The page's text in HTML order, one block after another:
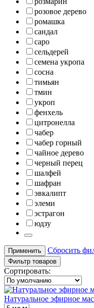
розовое дерево
ромашка
сандал
саро
сельдерей
семена укропа
сосна
тимьян
тмин
укроп
фенхель
цитронелла
чабер
чабер горный
чайное дерево
черный перец
шалфей
шафран
эвкалипт
элеми
эстрагон
юдзу
Применить Сбросить
Фильтр товаров
Сортировать:
Натуральное эфирное